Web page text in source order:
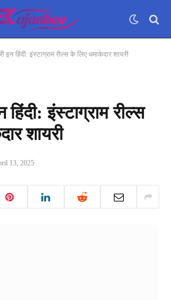
इन हिंदी: इंस्टाग्राम रील्स के लिए धमाकेदार शायरी
हिंदी: इंस्टाग्राम रील्स
शायरी
13, 2025